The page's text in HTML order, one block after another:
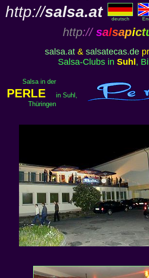
http://salsa.at deutsch
http:// salsapict
salsa.at & salsatecas.de
Salsa-Clubs in Suhl ,
Salsa in der
PERLE
in Suhl,
Thüringen